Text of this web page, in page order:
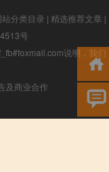
站分类目录 | 精选推荐文章 |
号
说明，我们
及商业合作